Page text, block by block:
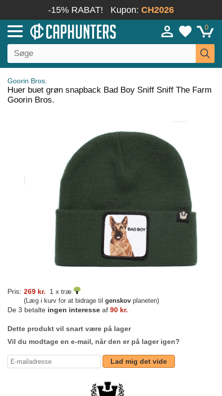
-15% RABAT! Kupon: CH2026
0
Goorin Bros.
Huer buet grøn snapback Bad Boy Sniff Sniff The Farm
Goorin Bros.
Pris: 269 kr. 1 x træ
(Læg i kurv for at bidrage til genskov planeten)
De 3 betalte ingen interesse af 90 kr.
Dette produkt vil snart være på lager
Vil du modtage en e-mail, når den er på lager igen?
Lad mig det vide